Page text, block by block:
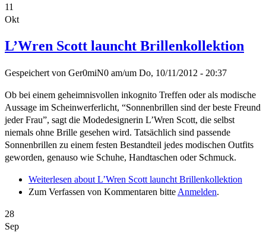
11
Okt
L’Wren Scott launcht Brillenkollektion
Gespeichert von Ger0miN0 am/um Do, 10/11/2012 - 20:37
Ob bei einem geheimnisvollen inkognito Treffen oder als modische
Aussage im Scheinwerferlicht, “Sonnenbrillen sind der beste Freund
jeder Frau”, sagt die Modedesignerin L’Wren Scott, die selbst
niemals ohne Brille gesehen wird. Tatsächlich sind passende
Sonnenbrillen zu einem festen Bestandteil jedes modischen Outfits
geworden, genauso wie Schuhe, Handtaschen oder Schmuck.
Weiterlesen about L’Wren Scott launcht Brillenkollektion
Zum Verfassen von Kommentaren bitte Anmelden.
28
Sep